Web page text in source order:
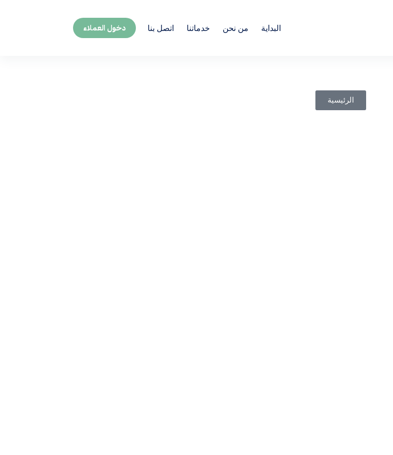
البداية من نحن خدماتنا اتصل بنا دخول العملاء
الرئيسية